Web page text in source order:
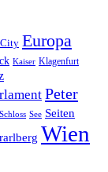
City Europa
Kaiser Klagenfurt
Peter
Schloss See Seiten
Wien